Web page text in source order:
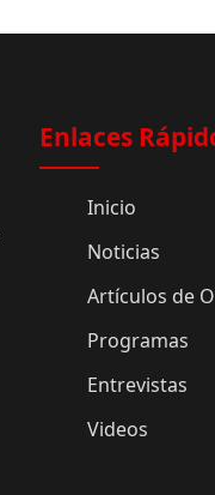
Enlaces
Inicio
Noticias
Artículos de
Programas
Entrevistas
Videos